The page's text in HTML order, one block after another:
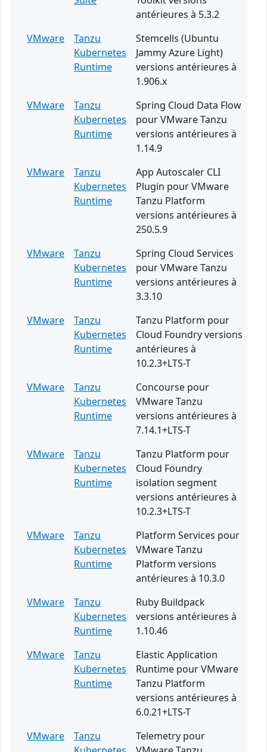
antérieures à 5.3.2
VMware
Tanzu
Kubernetes
Runtime
Stemcells (Ubuntu
Jammy Azure Light)
versions antérieures à
1.906.x
VMware
Tanzu
Kubernetes
Runtime
Spring Cloud Data Flow
pour VMware Tanzu
versions antérieures à
1.14.9
VMware
Tanzu
Kubernetes
Runtime
App Autoscaler CLI
Plugin pour VMware
Tanzu Platform
versions antérieures à
250.5.9
VMware
Tanzu
Kubernetes
Runtime
Spring Cloud Services
pour VMware Tanzu
versions antérieures à
3.3.10
VMware
Tanzu
Kubernetes
Runtime
Tanzu Platform pour
Cloud Foundry versions
antérieures à
10.2.3+LTS-T
VMware
Tanzu
Kubernetes
Runtime
Concourse pour
VMware Tanzu
versions antérieures à
7.14.1+LTS-T
VMware
Tanzu
Kubernetes
Runtime
Tanzu Platform pour
Cloud Foundry
isolation segment
versions antérieures à
10.2.3+LTS-T
VMware
Tanzu
Kubernetes
Runtime
Platform Services pour
VMware Tanzu
Platform versions
antérieures à 10.3.0
VMware
Tanzu
Kubernetes
Runtime
Ruby Buildpack
versions antérieures à
1.10.46
VMware
Tanzu
Kubernetes
Runtime
Elastic Application
Runtime pour VMware
Tanzu Platform
versions antérieures à
6.0.21+LTS-T
VMware
Tanzu
Telemetry pour